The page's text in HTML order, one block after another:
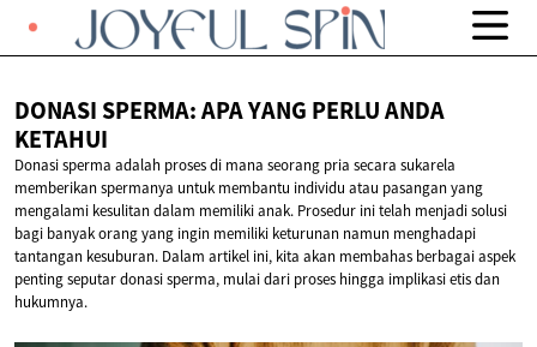
DONASI SPERMA: APA YANG PERLUANDA
KETAHUI
Donasi sperma adalah proses di mana seorang pria secara sukarela
memberikan spermanya untuk membantu individu atau pasangan yang
mengalami kesulitan dalam memiliki anak. Prosedur ini telah menjadi solusi
bagi banyak orang yang ingin memiliki keturunan namun menghadapi
tantangan kesuburan. Dalam artikel ini, kita akan membahas berbagai aspek
penting seputar donasi sperma, mulai dari proses hingga implikasi etis dan
hukumnya.